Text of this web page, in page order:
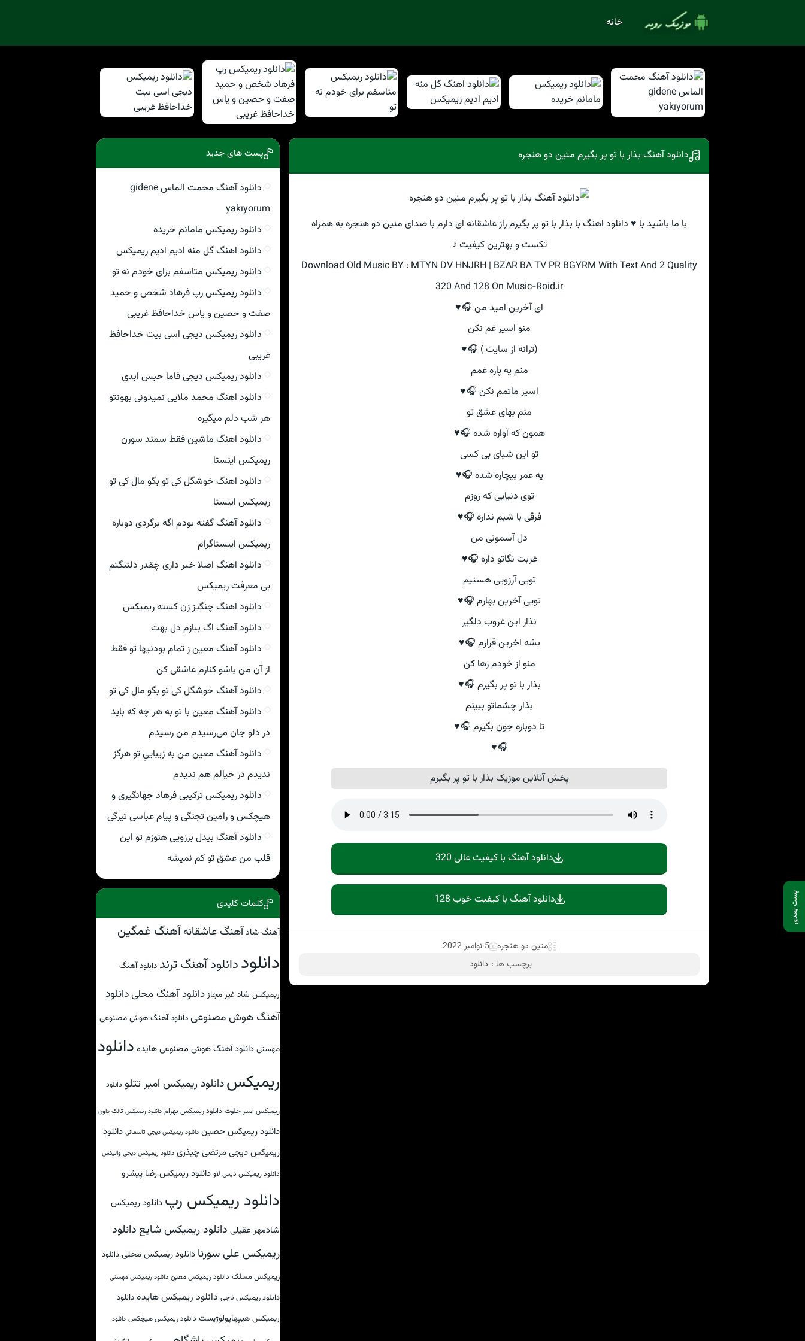
خانه
پست بعدی
دانلود آهنگ بذار با تو پر بگیرم متین دو هنجره
با ما باشید با ♥ دانلود اهنگ با بذار با تو پر بگیرم راز عاشقانه ای دارم با صدای متین دو هنجره به همراه
تکست و بهترین کیفیت ♪
Download Old Music BY : MTYN DV HNJRH | BZAR BA TV PR BGYRM With Text And 2 Quality
320 And 128 On Music-Roid.ir
ای آخرین امید من 🎧♥
منو اسیر غم نکن
(ترانه از سایت ) 🎧♥
منم یه پاره غمم
اسیر ماتمم نکن 🎧♥
منم بهای عشق تو
همون که آواره شده 🎧♥
تو این شبای بی کسی
یه عمر بیچاره شده 🎧♥
توی دنیایی که روزم
فرقی با شبم نداره 🎧♥
دل آسمونی من
غربت نگاتو داره 🎧♥
تویی آرزویی هستیم
تویی آخرین بهارم 🎧♥
نذار این غروب دلگیر
بشه اخرین قرارم 🎧♥
منو از خودم رها کن
بذار با تو پر بگیرم 🎧♥
بذار چشماتو ببینم
تا دوباره جون بگیرم 🎧♥
🎧♥
پخش آنلاین موزیک بذار با تو پر بگیرم
دانلود آهنگ با کیفیت عالی 320
دانلود آهنگ با کیفیت خوب 128
متین دو هنجره 5 نوامبر 2022
برچسب ها : دانلود
پست های جدید
دانلود آهنگ محمت الماس gidene
yakıyorum
دانلود ریمیکس مامانم خریده
دانلود اهنگ گل منه ادیم ادیم ریمیکس
دانلود ریمیکس متاسفم برای خودم نه تو
دانلود ریمیکس رپ فرهاد شخص و حمید
صفت و حصین و یاس خداحافظ غریبی
دانلود ریمیکس دیجی اسی بیت خداحافظ
غریبی
دانلود ریمیکس دیجی فاما حبس ابدی
دانلود اهنگ محمد ملایی نمیدونی بهونتو
هر شب دلم میگیره
دانلود اهنگ ماشین فقط سمند سورن
ریمیکس اینستا
دانلود اهنگ خوشگل کی تو بگو مال کی تو
ریمیکس اینستا
دانلود آهنگ گفته بودم اگه برگردی دوباره
ریمیکس اینستاگرام
دانلود اهنگ اصلا خبر داری چقدر دلتنگتم
بی معرفت ریمیکس
دانلود اهنگ چنگیز زن کسته ریمیکس
دانلود آهنگ اگ ببازم دل بهت
دانلود آهنگ معین ز تمام بودنیها تو فقط
از آن من باشو کنارم عاشقی کن
دانلود آهنگ خوشگل کی تو بگو مال کی تو
دانلود آهنگ معین با تو به هر چه که باید
در دلو جان می‌رسیدم من رسیدم
دانلود آهنگ معین من به زیباییِ تو هرگز
ندیدم در خیالم هم ندیدم
دانلود ریمیکس ترکیبی فرهاد جهانگیری و
هیچکس و رامین تجنگی و پیام عباسی تیرگی
دانلود آهنگ بیدل برزویی هنوزم تو این
قلب من عشق تو کم نمیشه
کلمات کلیدی
آهنگ شادآهنگ عاشقانهآهنگ غمگین
دانلوددانلود آهنگ ترند دانلود آهنگ
ریمیکس شاد غیر مجاز دانلود آهنگ محلیدانلود
آهنگ هوش مصنوعی دانلود آهنگ هوش مصنوعی
مهستی دانلود آهنگ هوش مصنوعی هایده دانلود
ریمیکسدانلود ریمیکس امیر تتلو دانلود
ریمیکس امیر خلوت دانلود ریمیکس بهرام دانلود ریمیکس تالک داون
دانلود ریمیکس حصین دانلود ریمیکس دیجی تاسمانی دانلود
ریمیکس دیجی مرتضی چیذری دانلود ریمیکس دیجی والیکس
دانلود ریمیکس دیس لاو دانلود ریمیکس رضا پیشرو
دانلود ریمیکس رپ دانلود ریمیکس
شادمهر عقیلی دانلود ریمیکس شایع دانلود
ریمیکس علی سورنا دانلود ریمیکس محلی دانلود
ریمیکس مسلک دانلود ریمیکس معین دانلود ریمیکس مهستی
دانلود ریمیکس ناجی دانلود ریمیکس هایده دانلود
ریمیکس هیپهاپولوژیست دانلود ریمیکس هیچکس دانلود